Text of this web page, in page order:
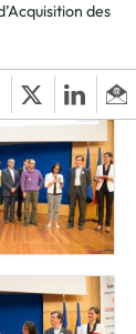
des